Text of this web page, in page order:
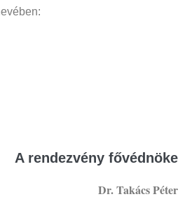
A rendezvény fővédnöke
Dr. Takács Péter